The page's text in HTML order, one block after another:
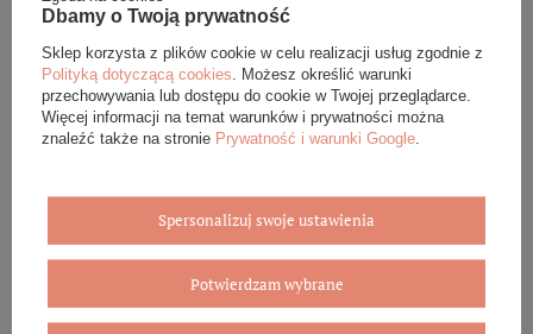
GWARANCJA
ZADAJ PYTANIE
Eleganckie opakowanie gratis
Dbamy o Twoją prywatność
Sklep korzysta z plików cookie w celu realizacji usług zgodnie z
Polityką dotyczącą cookies . Możesz określić warunki
przechowywania lub dostępu do cookie w Twojej przeglądarce.
Więcej informacji na temat warunków i prywatności można
znaleźć także na stronie Prywatność i warunki Google
Spersonalizuj swoje ustawienia
Potwierdzam wybrane